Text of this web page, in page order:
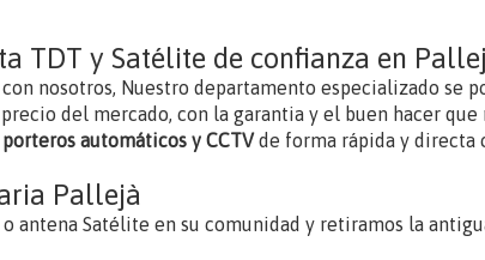
TDT y Satélite de confianza en
nosotros, Nuestro departamento especializado se
del mercado, con la garantia y el buen hacer
automáticos y CCTVde forma rápida y directa
Pallejà
antena Satélite en su comunidad y retiramos la